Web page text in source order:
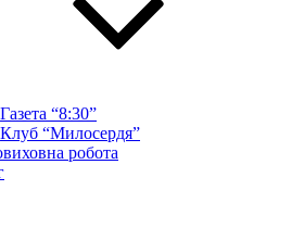
Газета “8:30”
Клуб “Милосердя”
робота